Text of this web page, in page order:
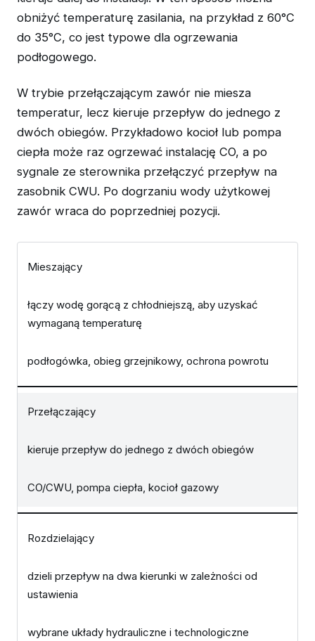
obniżyć temperaturę zasilania, na przykład z 60°C
do 35°C, co jest typowe dla ogrzewania
podłogowego.
W trybie przełączającym zawór nie miesza
temperatur, lecz kieruje przepływ do jednego z
dwóch obiegów. Przykładowo kocioł lub pompa
ciepła może raz ogrzewać instalację CO, a po
sygnale ze sterownika przełączyć przepływ na
zasobnik CWU. Po dogrzaniu wody użytkowej
zawór wraca do poprzedniej pozycji.
Mieszający
łączy wodę gorącą z chłodniejszą, aby uzyskać
wymaganą temperaturę
podłogówka, obieg grzejnikowy, ochrona powrotu
Przełączający
kieruje przepływ do jednego z dwóch obiegów
CO/CWU, pompa ciepła, kocioł gazowy
Rozdzielający
dzieli przepływ na dwa kierunki w zależności od
ustawienia
wybrane układy hydrauliczne i technologiczne